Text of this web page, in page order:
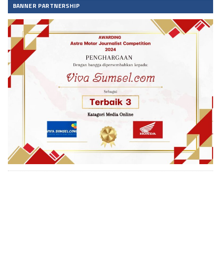
BANNER PARTNERSHIP